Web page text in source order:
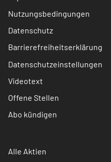
Nutzungsbedingungen
Datenschutz
Barrierefreiheitserklärung
Datenschutzeinstellungen
Videotext
Offene Stellen
Abo kündigen
Alle Aktien